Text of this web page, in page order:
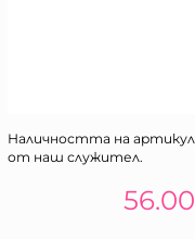
Наличността на
от наш служител.
56.00